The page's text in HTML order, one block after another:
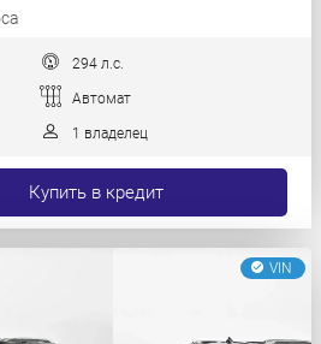
294 л.с.
Автомат
1 владелец
Купить в кредит
VIN